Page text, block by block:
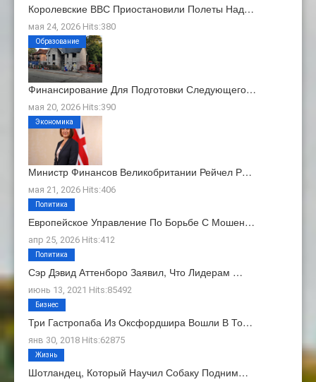
Королевские ВВС Приостановили Полеты Над…
мая 24, 2026 Hits:380
Финансирование Для Подготовки Следующего…
мая 20, 2026 Hits:390
Образование
Министр Финансов Великобритании Рейчел Р…
мая 21, 2026 Hits:406
Экономика
Европейское Управление По Борьбе С Мошен…
апр 25, 2026 Hits:412
Политика
Сэр Дэвид Аттенборо Заявил, Что Лидерам …
июнь 13, 2021 Hits:85492
Политика
Три Гастропаба Из Оксфордшира Вошли В То…
янв 30, 2018 Hits:62875
Бизнес
Шотландец, Который Научил Собаку Подним…
Жизнь